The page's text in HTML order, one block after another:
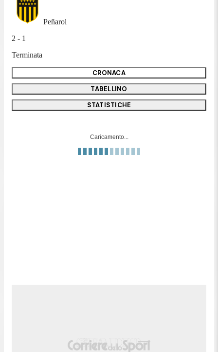
Peñarol
2 - 1
Terminata
CRONACA
TABELLINO
STATISTICHE
Caricamento...